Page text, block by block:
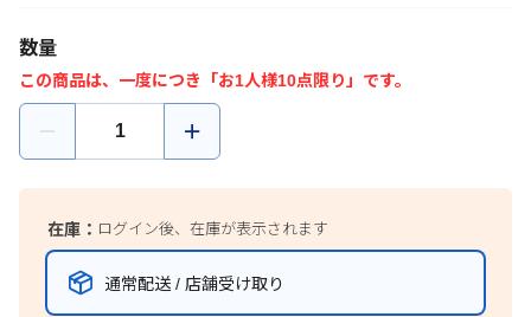
数量
この商品は、一度につき「お1人様10点限り」です。
在庫： ログイン後、在庫が表示されます
通常配送 / 店舗受け取り